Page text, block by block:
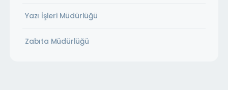
Yazı İşleri Müdürlüğü
Zabıta Müdürlüğü